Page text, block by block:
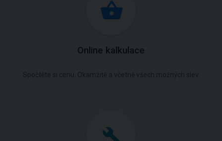
Online kalkulace